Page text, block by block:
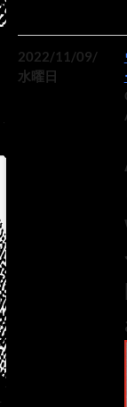
2022/11/09/
水曜日